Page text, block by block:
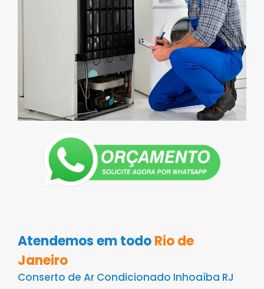
Atendemos em todoRio de
Janeiro
Conserto de Ar Condicionado Inhoaíba RJ